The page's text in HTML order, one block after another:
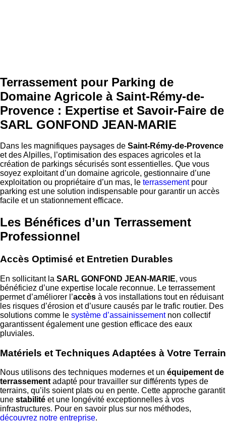
Terrassement pour Parking de
Domaine Agricole à Saint-Rémy-de-
Provence : Expertise et Savoir-Faire de
SARL GONFOND JEAN-MARIE
Dans les magnifiques paysages de Saint-Rémy-de-Provence
et des Alpilles, l’optimisation des espaces agricoles et la
création de parkings sécurisés sont essentielles. Que vous
soyez exploitant d’un domaine agricole, gestionnaire d’une
exploitation ou propriétaire d’un mas, le terrassementpour
parking est une solution indispensable pour garantir un accès
facile et un stationnement efficace.
Les Bénéfices d’un Terrassement
Professionnel
Accès Optimisé et Entretien Durables
En sollicitant la SARL GONFOND JEAN-MARIE, vous
bénéficiez d’une expertise locale reconnue. Le terrassement
permet d’améliorer l’accès à vos installations tout en réduisant
les risques d’érosion et d’usure causés par le trafic routier. Des
solutions comme le système d’assainissementnon collectif
garantissent également une gestion efficace des eaux
pluviales.
Matériels et Techniques Adaptées à Votre Terrain
Nous utilisons des techniques modernes et un équipement de
terrassement adapté pour travailler sur différents types de
terrains, qu’ils soient plats ou en pente. Cette approche garantit
une stabilité et une longévité exceptionnelles à vos
infrastructures. Pour en savoir plus sur nos méthodes,
découvrez notre entreprise.